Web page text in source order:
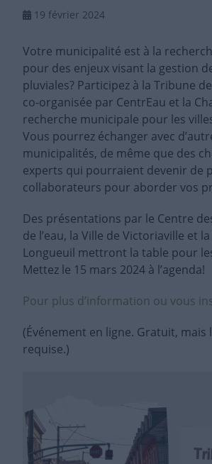
19 février 2024
Votre municipalité est à la
pour des enjeux visant la gestion
pluviales? Participez à la Tribune
co-organisée par CentrEau et la
recherche municipale pour les
Vous pourrez échanger avec
municipalités, de même que des
experts qui pourraient devenir de
collaborateurs pour aborder vos
Des présentations par le Centre
de l’eau, la Ville de Victoriaville et
Longueuil mettront la table pour
Mettez le 15 mars 2024 à l’agenda!
Pour plus d’information ou vous
(Événement en ligne. Gratuit, mais
requise.)